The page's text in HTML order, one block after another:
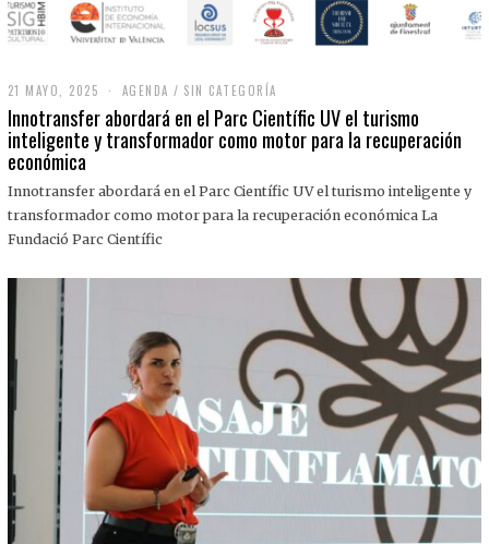
21 MAYO, 2025
M
A
Y
,
0
2
AGENDA / SIN CATEGORÍA
Innotransfer abordará en el Parc Científic UV el turismo
inteligente y transformador como motor para la recuperación
económica
Innotransfer abordará en el Parc Científic UV el turismo inteligente y
transformador como motor para la recuperación económica La
Fundació Parc Científic